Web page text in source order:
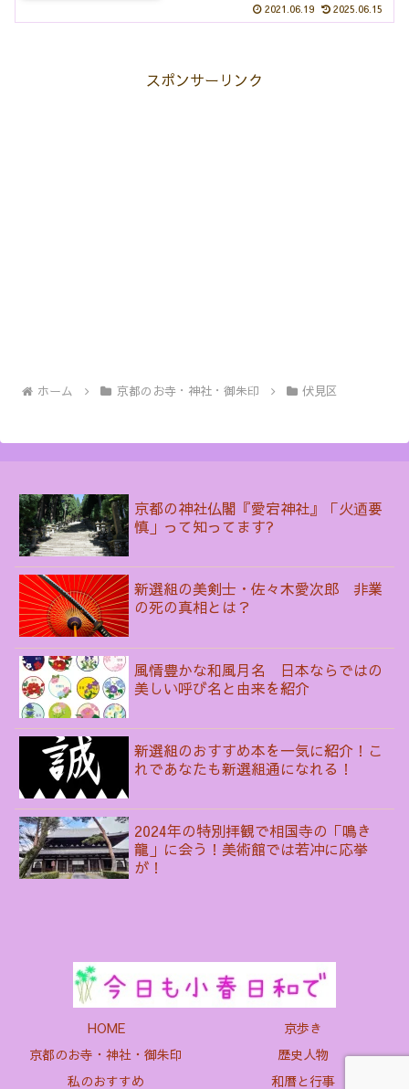
2021.06.19 2025.06.15
スポンサーリンク
ホーム 京都のお寺・神社・御朱印 伏見区
京都の神社仏閣『愛宕神社』「火迺要
慎」って知ってます?
新選組の美剣士・佐々木愛次郎 非業
の死の真相とは？
風情豊かな和風月名 日本ならではの
美しい呼び名と由来を紹介
新選組のおすすめ本を一気に紹介！こ
れであなたも新選組通になれる！
2024年の特別拝観で相国寺の「鳴き
龍」に会う！美術館では若冲に応挙
が！
HOME
京歩き
京都のお寺・神社・御朱印
歴史人物
私のおすすめ
和暦と行事